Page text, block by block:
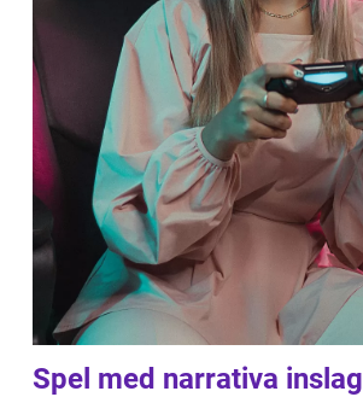
Spel med narrativa inslag